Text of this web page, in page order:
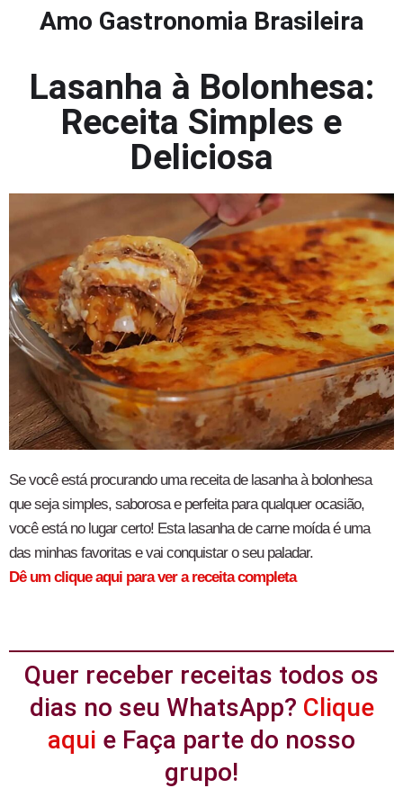
Amo Gastronomia Brasileira
Lasanha à Bolonhesa:
Receita Simples e
Deliciosa
Se você está procurando uma receita de lasanha à bolonhesa
que seja simples, saborosa e perfeita para qualquer ocasião,
você está no lugar certo! Esta lasanha de carne moída é uma
das minhas favoritas e vai conquistar o seu paladar.
Dê um clique aqui para ver a receita completa
Quer receber receitas todos os
dias no seu WhatsApp? Clique
aqui e Faça parte do nosso
grupo!